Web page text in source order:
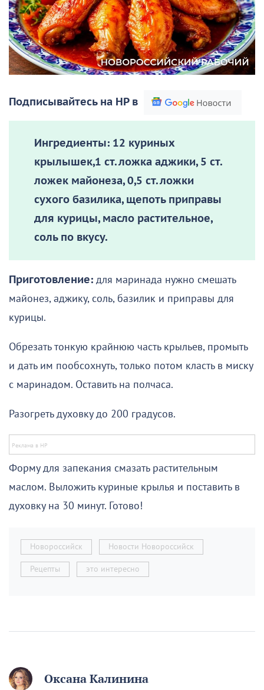
Подписывайтесь на НР в
Ингредиенты: 12 куриных
крылышек,1 ст. ложка аджики, 5 ст.
ложек майонеза, 0,5 ст. ложки
сухого базилика, щепоть приправы
для курицы, масло растительное,
соль по вкусу.
Приготовление: для маринада нужно смешать
майонез, аджику, соль, базилик и приправы для
курицы.
Обрезать тонкую крайнюю часть крыльев, промыть
и дать им пообсохнуть, только потом класть в миску
с маринадом. Оставить на полчаса.
Разогреть духовку до 200 градусов.
Форму для запекания смазать растительным
маслом. Выложить куриные крылья и поставить в
духовку на 30 минут. Готово!
Новороссийск Новости Новороссийск
Рецепты это интересно
Оксана Калинина